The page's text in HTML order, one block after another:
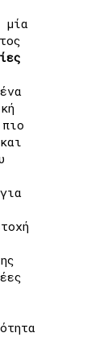
μία